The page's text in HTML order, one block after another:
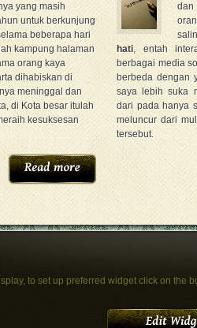
yang masih
untuk berkunjung
beberapa hari
kampung halaman
orang kaya
dihabiskan di
meninggal dan
di Kota besar itulah
kesuksesan
hati, entah
berbagai media
berbeda dengan
saya lebih suka
dari pada hanya
meluncur dari
tersebut.
to set up preferred widget click on the